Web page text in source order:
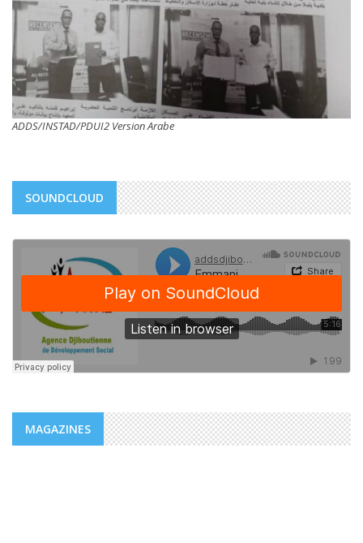
ADDS/INSTAD/PDUI2 Version Arabe
SOUNDCLOUD
MAGAZINES